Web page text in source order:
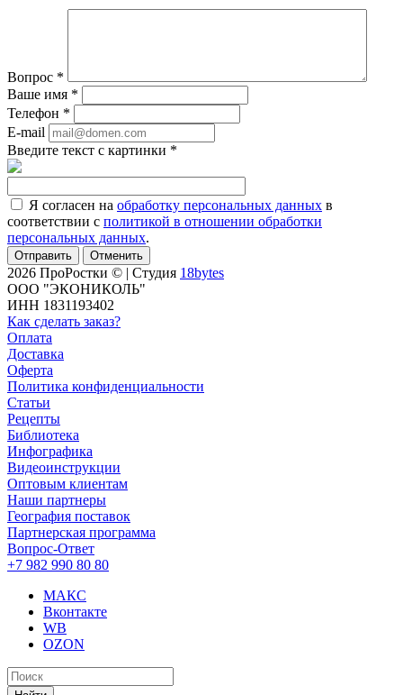
Вопрос *
Ваше имя *
Телефон *
E-mail
Введите текст с картинки *
Я согласен на обработку персональных данных в
соответствии с политикой в отношении обработки
персональных данных.
Отменить
2026 ПроРостки © | Студия 18bytes
ООО "ЭКОНИКОЛЬ"
ИНН 1831193402
Как сделать заказ?
Оплата
Доставка
Оферта
Политика конфиденциальности
Статьи
Рецепты
Библиотека
Инфографика
Видеоинструкции
Оптовым клиентам
Наши партнеры
География поставок
Партнерская программа
Вопрос-Ответ
+7 982 990 80 80
МАКС
Вконтакте
WB
OZON